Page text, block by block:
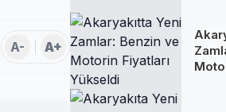
A- A+